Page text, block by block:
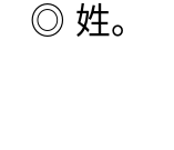
◎ 姓。